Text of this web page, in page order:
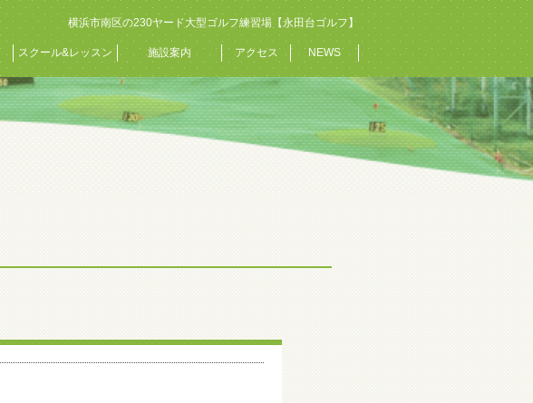
横浜市南区の230ヤード大型ゴルフ練習場【永田台ゴルフ】
スクール&レッスン 施設案内 アクセス NEWS